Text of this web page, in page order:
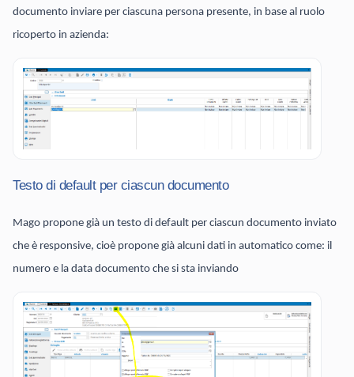
documento inviare per ciascuna persona presente, in base al ruolo
ricoperto in azienda:
Testo di default per ciascun documento
Mago propone già un testo di default per ciascun documento inviato
che è responsive, cioè propone già alcuni dati in automatico come: il
numero e la data documento che si sta inviando